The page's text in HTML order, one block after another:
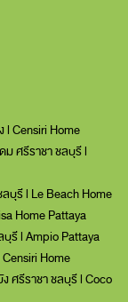
l Censiri Home
ม ศรีราชา ชลบุรี l
ลบุรี l Le Beach Home
Home Pattaya
บุรี l Ampio Pattaya
Home
ศรีราชา ชลบุรี l Coco